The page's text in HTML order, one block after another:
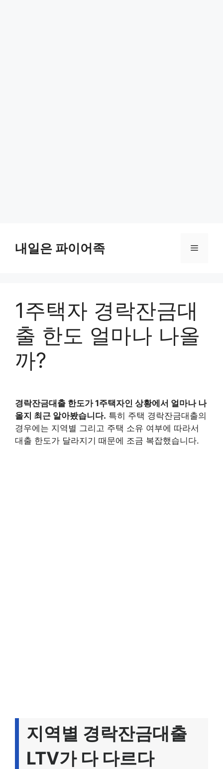
content내일은 파이어족 Menu
1주택자 경락잔금대
출 한도 얼마나 나올
까?
경락잔금대출 한도가 1주택자인 상황에서 얼마나 나
올지 최근 알아봤습니다. 특히 주택 경락잔금대출의
경우에는 지역별 그리고 주택 소유 여부에 따라서
대출 한도가 달라지기 때문에 조금 복잡했습니다.
지역별 경락잔금대출
LTV가 다 다르다